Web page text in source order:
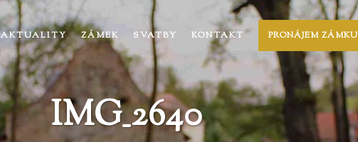
AKTUALITY ZÁMEK SVATBY KONTAKT PRONÁJEM ZÁMKU
IMG_2640